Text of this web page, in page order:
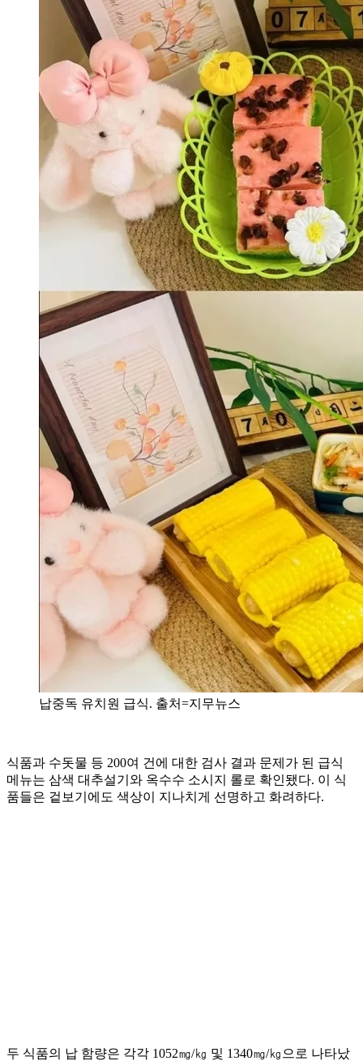
납중독 유치원 급식. 출처=지무뉴스
식품과 수돗물 등 200여 건에 대한 검사 결과 문제가 된 급식
메뉴는 삼색 대추설기와 옥수수 소시지 롤로 확인됐다. 이 식
품들은 겉보기에도 색상이 지나치게 선명하고 화려하다.
두 식품의 납 함량은 각각 1052㎎/㎏ 및 1340㎎/㎏으로 나타났